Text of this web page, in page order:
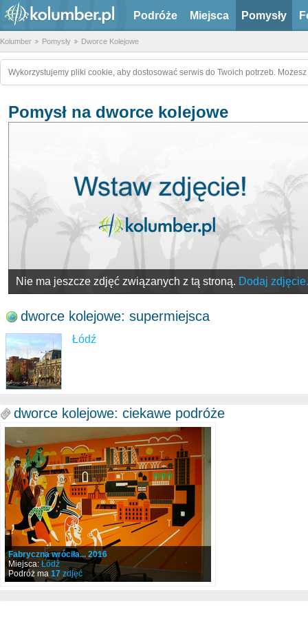
Podróże Miejsca Pomysły
Kolumber Pomysły Dworce Kolejowe
Wykorzystujemy pliki cookie, aby dostosować serwis do Twoich potrzeb.
Pomysł na dworce kolejowe
Nie ma jeszcze zdjęć związanych z tą stroną. Dodaj zdjęcie.
dworce kolejowe: supermiejsca
Łódź
dworce kolejowe: ciekawe podróże
Fabryczna wróciła... 2016
Miejsca: Łódź
Podróż ma 17 zdjęć